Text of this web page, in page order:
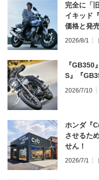
完全に「
イキッド
価格と発
2026/8/1
『
S』『
2026/7/10
ホンダ『
させるた
せん！
2026/7/1